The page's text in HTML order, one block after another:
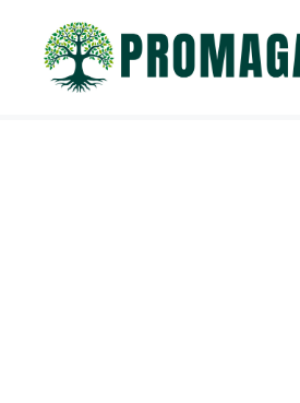
contenido